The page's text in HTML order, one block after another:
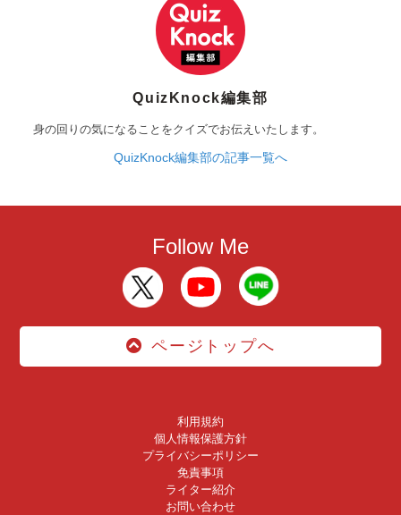
QuizKnock編集部
身の回りの気になることをクイズでお伝えいたします。
QuizKnock編集部の記事一覧へ
Follow Me
ページトップへ
利用規約
個人情報保護方針
プライバシーポリシー
免責事項
ライター紹介
お問い合わせ